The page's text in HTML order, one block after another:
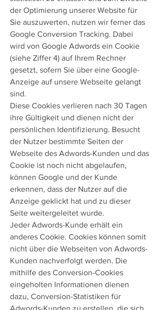
der Optimierung unserer Website für
Sie auszuwerten, nutzen wir ferner das
Google Conversion Tracking. Dabei
wird von Google Adwords ein Cookie
(siehe Ziffer 4) auf Ihrem Rechner
gesetzt, sofern Sie über eine Google-
Anzeige auf unsere Webseite gelangt
sind.
Diese Cookies verlieren nach 30 Tagen
ihre Gültigkeit und dienen nicht der
persönlichen Identifizierung. Besucht
der Nutzer bestimmte Seiten der
Webseite des Adwords-Kunden und das
Cookie ist noch nicht abgelaufen,
können Google und der Kunde
erkennen, dass der Nutzer auf die
Anzeige geklickt hat und zu dieser
Seite weitergeleitet wurde.
Jeder Adwords-Kunde erhält ein
anderes Cookie. Cookies können somit
nicht über die Webseiten von Adwords-
Kunden nachverfolgt werden. Die
mithilfe des Conversion-Cookies
eingeholten Informationen dienen
dazu, Conversion-Statistiken für
Adwords-Kunden zu erstellen, die sich